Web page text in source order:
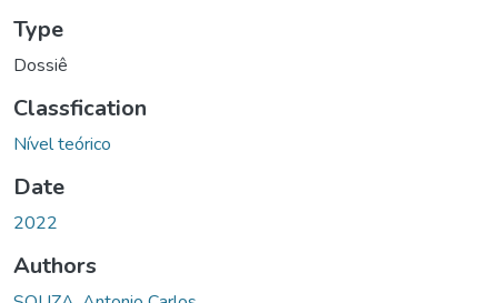
Type
Dossiê
Classfication
Nível teórico
Date
2022
Authors